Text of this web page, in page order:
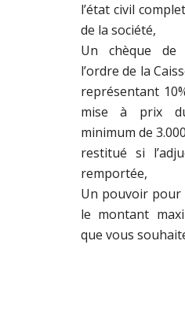
l’état civil
de la société,
Un chèque
l’ordre de la
représentant
mise à prix
minimum de
restitué si
remportée,
Un pouvoir pour
le montant
que vous